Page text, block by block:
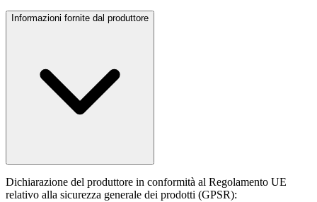
Informazioni fornite dal produttore
Dichiarazione del produttore in conformità al Regolamento UE
relativo alla sicurezza generale dei prodotti (GPSR):